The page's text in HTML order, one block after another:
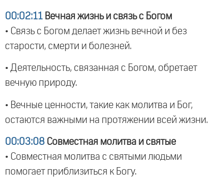
00:02:11 Вечная жизнь и связь с Богом
• Связь с Богом делает жизнь вечной и без
старости, смерти и болезней.
• Деятельность, связанная с Богом, обретает
вечную природу.
• Вечные ценности, такие как молитва и Бог,
остаются важными на протяжении всей жизни.
00:03:08 Совместная молитва и святые
• Совместная молитва с святыми людьми
помогает приблизиться к Богу.